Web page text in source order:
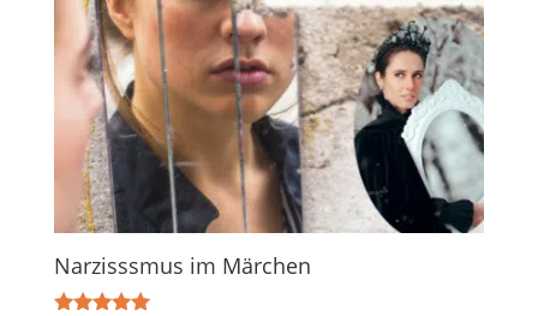
Narzisssmus im Märchen